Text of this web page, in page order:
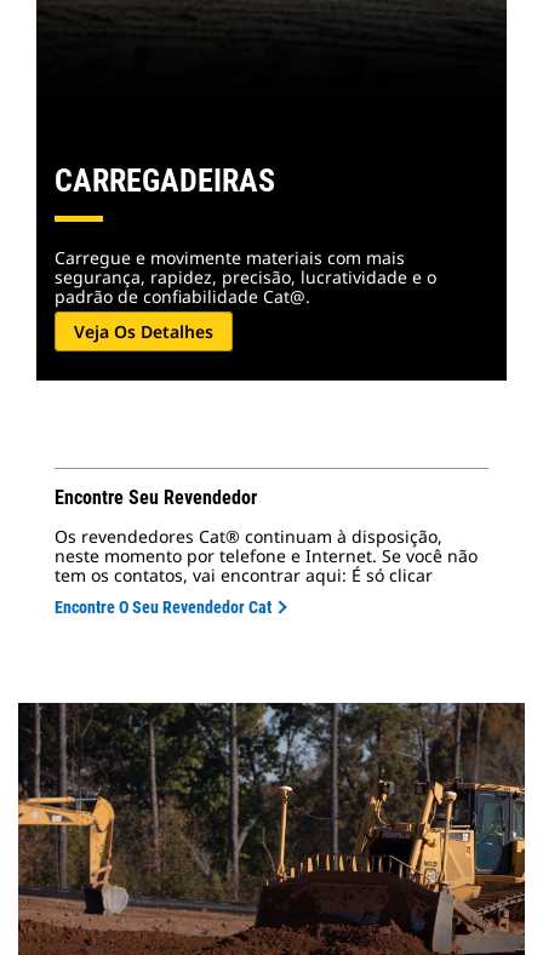
CARREGADEIRAS
Carregue e movimente materiais com mais
segurança, rapidez, precisão, lucratividade e o
padrão de confiabilidade Cat@.
Veja Os Detalhes
Encontre Seu Revendedor
Os revendedores Cat® continuam à disposição,
neste momento por telefone e Internet. Se você não
tem os contatos, vai encontrar aqui: É só clicar
Encontre O Seu Revendedor Cat